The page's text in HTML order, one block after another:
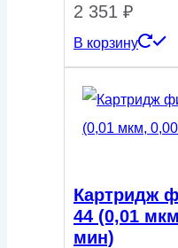
2 351 ₽
В корзину
Картридж
44 (0,01
мин)